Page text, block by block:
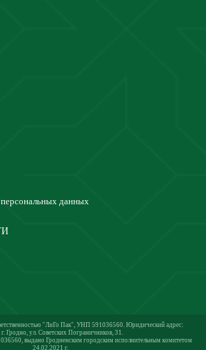
данных
"ЛиГо Пак", УНП 591036560. Юридический адрес:
Гродно, ул. Советских Пограничников, 31.
выдано Гродненским городским исполнительным комитетом
24.02.2021 г.